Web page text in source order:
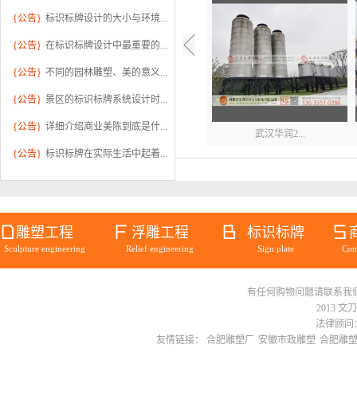
{公告} 标识标牌设计的大小与环境...
{公告} 在标识标牌设计中最重要的...
{公告} 不同的园林雕塑、美的意义...
{公告} 景区的标识标牌系统设计时...
{公告} 详细介绍商业美陈到底是什...
{公告} 标识标牌在实际生活中起着...
武汉华润2...
不锈钢雕塑...
雕塑工程
Sculpture engineering
浮雕工程
Relief engineering
标识标牌
Sign plate
有任何购物问题请联系我
2013 文
法律顾问
友情链接： 合肥雕塑厂 安徽市政雕塑 合肥雕